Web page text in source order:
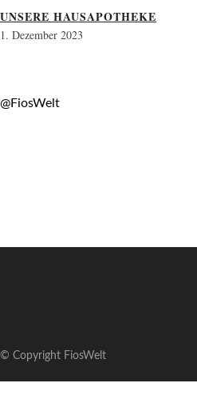
UNSERE HAUSAPOTHEKE
1. Dezember 2023
@FiosWelt
© Copyright FiosWelt